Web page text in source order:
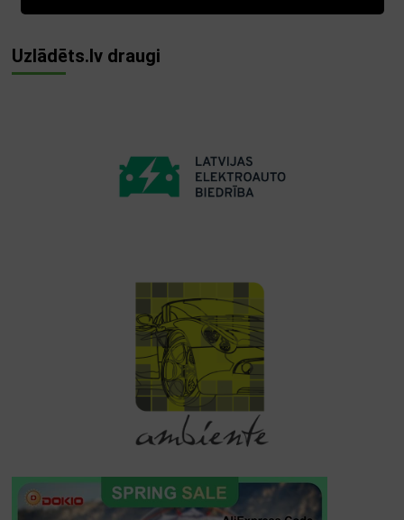
Uzlādēts.lv draugi